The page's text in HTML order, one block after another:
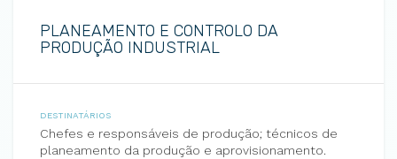
PLANEAMENTO E CONTROLO DA
PRODUÇÃO INDUSTRIAL
DESTINATÁRIOS
Chefes e responsáveis de produção; técnicos de
planeamento da produção e aprovisionamento.